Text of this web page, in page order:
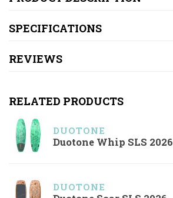
SPECIFICATIONS
REVIEWS
RELATED PRODUCTS
DUOTONE
Duotone Whip SLS 2026
DUOTONE